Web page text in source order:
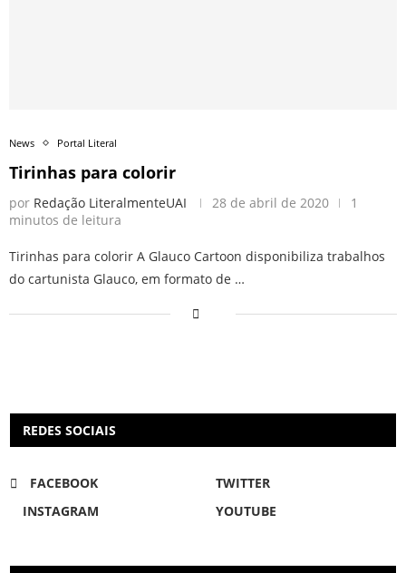
News Portal Literal
Tirinhas para colorir
por Redação LiteralmenteUAI 28 de abril de 2020
1
minutos de leitura
Tirinhas para colorir A Glauco Cartoon disponibiliza trabalhos
do cartunista Glauco, em formato de …
REDES SOCIAIS
FACEBOOK
TWITTER
INSTAGRAM
YOUTUBE